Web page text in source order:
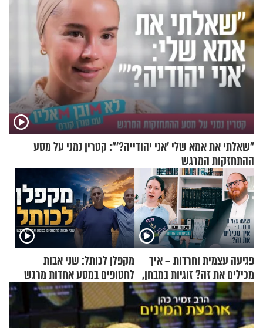
"שאלתי את אמא שלי 'אני יהודייה?'": קטרין נמני על מסע
ההתחזקות המרגש
פגיעה עצמית וחרדות – איך
מכילים את זה? זוגיות במבחן,
הפעם עם יהודית ואלתר כהן
מקפלן לכותל: שני אבות
לחטופים במסע אחדות מרגש